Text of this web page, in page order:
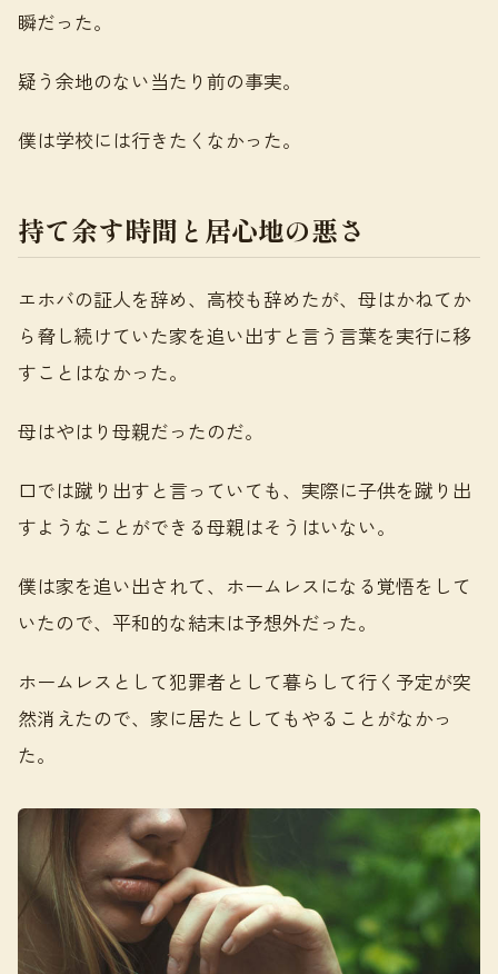
瞬だった。
疑う余地のない当たり前の事実。
僕は学校には行きたくなかった。
持て余す時間と居心地の悪さ
エホバの証人を辞め、高校も辞めたが、母はかねてか
ら脅し続けていた家を追い出すと言う言葉を実行に移
すことはなかった。
母はやはり母親だったのだ。
口では蹴り出すと言っていても、実際に子供を蹴り出
すようなことができる母親はそうはいない。
僕は家を追い出されて、ホームレスになる覚悟をして
いたので、平和的な結末は予想外だった。
ホームレスとして犯罪者として暮らして行く予定が突
然消えたので、家に居たとしてもやることがなかっ
た。